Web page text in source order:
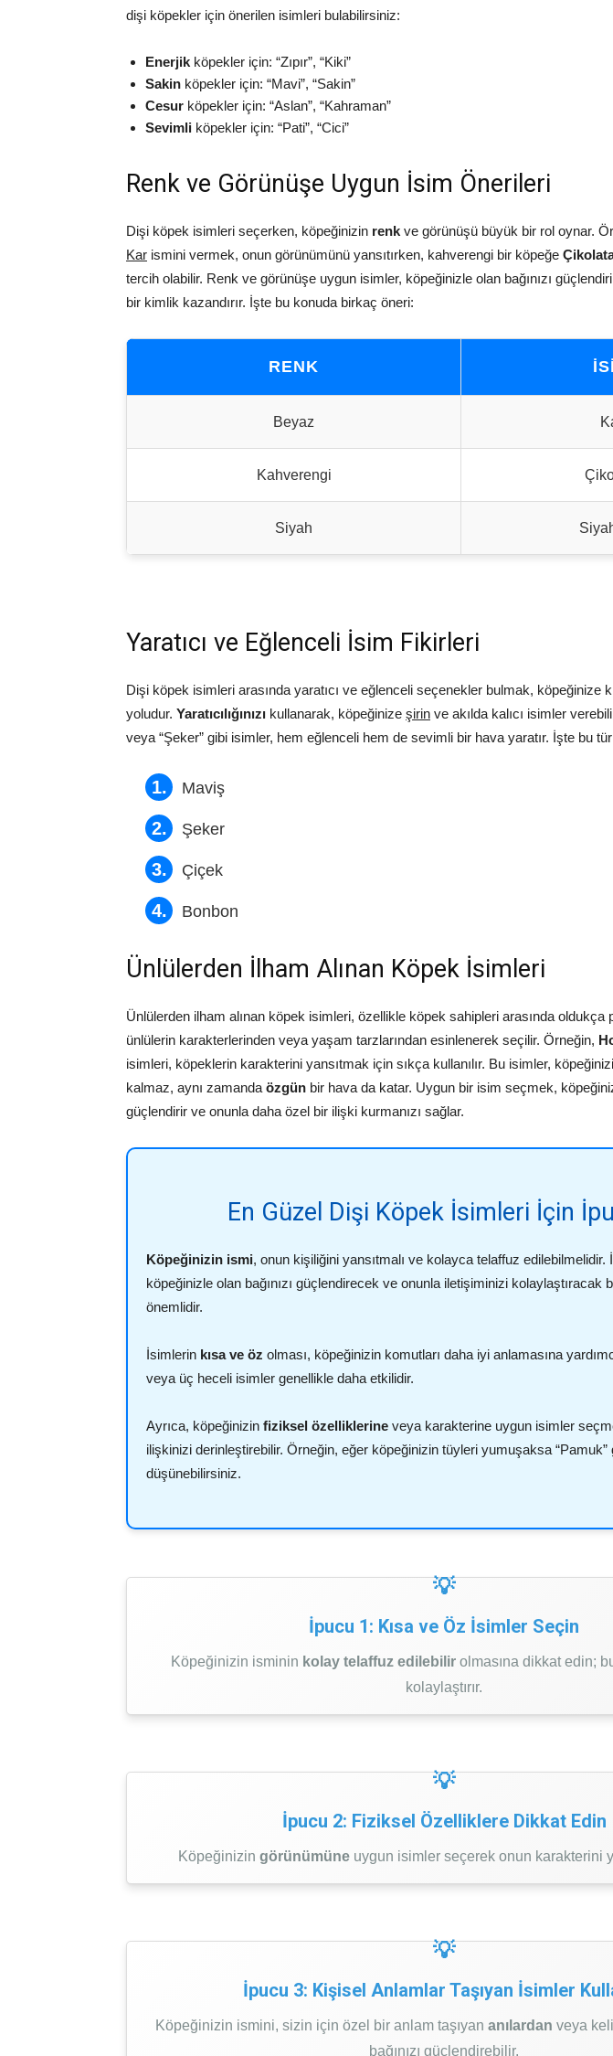
dişi köpekler için önerilen isimleri bulabilirsiniz:
Enerjik köpekler için: “Zıpır”, “Kiki”
Sakin köpekler için: “Mavi”, “Sakin”
Cesur köpekler için: “Aslan”, “Kahraman”
Sevimli köpekler için: “Pati”, “Cici”
Renk ve Görünüşe Uygun İsim Önerileri
Dişi köpek isimleri seçerken, köpeğinizin renk ve görünüşü büyük bir rol oynar.
Kar ismini vermek, onun görünümünü yansıtırken, kahverengi bir köpeğe
tercih olabilir. Renk ve görünüşe uygun isimler, köpeğinizle olan bağınızı
bir kimlik kazandırır. İşte bu konuda birkaç öneri:
RENK
Beyaz
Kahverengi
Siyah
Yaratıcı ve Eğlenceli İsim Fikirleri
Dişi köpek isimleri arasında yaratıcı ve eğlenceli seçenekler bulmak, köpeğinize
yoludur. Yaratıcılığınızı kullanarak, köpeğinize şirin ve akılda kalıcı isimler
veya “Şeker” gibi isimler, hem eğlenceli hem de sevimli bir hava yaratır. İşte bu
Maviş
Şeker
Çiçek
Bonbon
Ünlülerden İlham Alınan Köpek İsimleri
Ünlülerden ilham alınan köpek isimleri, özellikle köpek sahipleri arasında oldukça
ünlülerin karakterlerinden veya yaşam tarzlarından esinlenerek seçilir. Örneğin,
isimleri, köpeklerin karakterini yansıtmak için sıkça kullanılır. Bu isimler,
kalmaz, aynı zamanda özgün bir hava da katar. Uygun bir isim seçmek,
güçlendirir ve onunla daha özel bir ilişki kurmanızı sağlar.
En Güzel Dişi Köpek İsimleri İçin
Köpeğinizin ismi, onun kişiliğini yansıtmalı ve kolayca telaffuz
köpeğinizle olan bağınızı güçlendirecek ve onunla iletişiminizi kolaylaştıracak
önemlidir.
İsimlerin kısa ve öz olması, köpeğinizin komutları daha iyi anlamasına
veya üç heceli isimler genellikle daha etkilidir.
Ayrıca, köpeğinizin fiziksel özelliklerine veya karakterine uygun isimler
ilişkinizi derinleştirebilir. Örneğin, eğer köpeğinizin tüyleri yumuşaksa “Pamuk”
düşünebilirsiniz.
İpucu 1: Kısa ve Öz İsimler Seçin
Köpeğinizin isminin kolay telaffuz edilebilirolmasına dikkat edin;
kolaylaştırır.
İpucu 2: Fiziksel Özelliklere Dikkat Edin
Köpeğinizin görünümüneuygun isimler seçerek onun karakterini
İpucu 3: Kişisel Anlamlar Taşıyan İsimler
Köpeğinizin ismini, sizin için özel bir anlam taşıyan anılardan veya
bağınızı güçlendirebilir.